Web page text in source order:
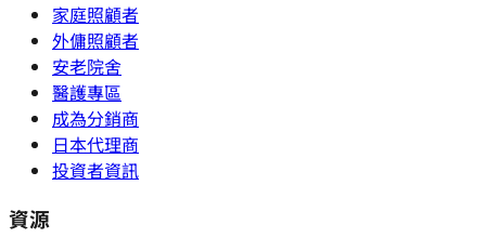
家庭照顧者
外傭照顧者
安老院舍
醫護專區
成為分銷商
日本代理商
投資者資訊
資源